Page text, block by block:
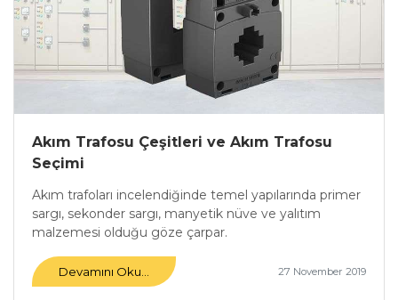
Akım Trafosu Çeşitleri ve Akım Trafosu
Seçimi
Akım trafoları incelendiğinde temel yapılarında primer
sargı, sekonder sargı, manyetik nüve ve yalıtım
malzemesi olduğu göze çarpar.
Devamını Oku... 27 November 2019